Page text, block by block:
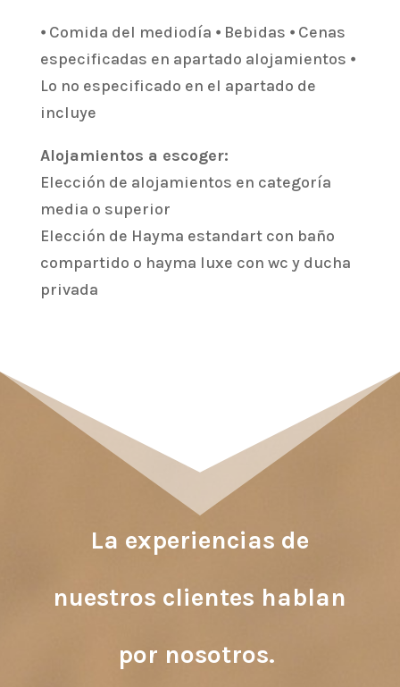
⦁ Comida del mediodía ⦁ Bebidas ⦁ Cenas
especificadas en apartado alojamientos ⦁
Lo no especificado en el apartado de
incluye
Alojamientos a escoger:
Elección de alojamientos en categoría
media o superior
Elección de Hayma estandart con baño
compartido o hayma luxe con wc y ducha
privada
La experiencias de
nuestros clientes hablan
por nosotros.